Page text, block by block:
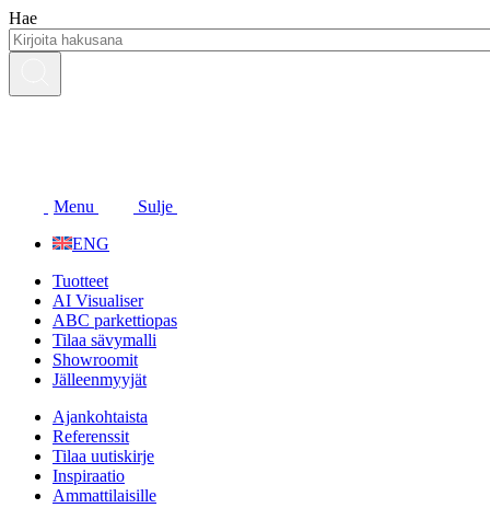
Siirry
sisältöön
Hae
Menu
Sulje
ENG
Tuotteet
AI Visualiser
ABC parkettiopas
Tilaa sävymalli
Showroomit
Jälleenmyyjät
Ajankohtaista
Referenssit
Tilaa uutiskirje
Inspiraatio
Ammattilaisille